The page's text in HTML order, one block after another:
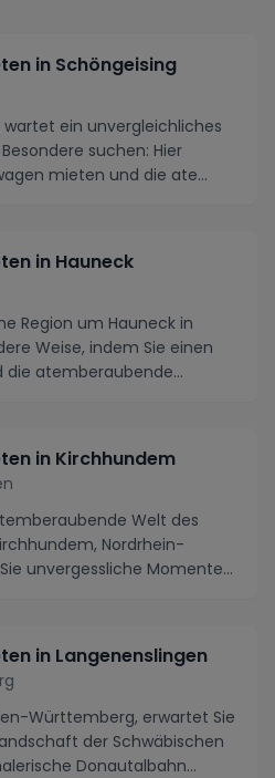
in Schöngeising
wartet ein unvergleichliches
suchen: Hier
mieten und die ate...
in Hauneck
Region um Hauneck in
Weise, indem Sie einen
die atemberaubende
in Kirchhundem
Welt des
Nordrhein-
unvergessliche Momente
in Langenenslingen
Württemberg, erwartet Sie
der Schwäbischen
Donautalbahn...